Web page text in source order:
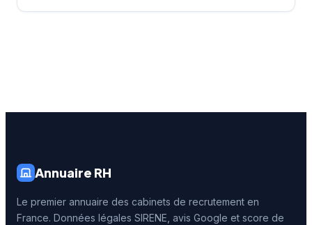
Annuaire RH
Le premier annuaire des cabinets de recrutement en
France. Données légales SIRENE, avis Google et score de